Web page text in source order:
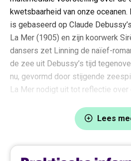
kwetsbaarheid van onze
is gebaseerd op Claude
La Mer (1905) en zijn koorwerk
dansers zet Linning de naïef-
de zee uit Debussy’s tijd
nu, gevormd door stijgende
La Mer nodigt uit tot reflectie over
Het resultaat is een meeslepende
muziek, couture en videokunst
Yannis Kyriakides biedt een
Lees